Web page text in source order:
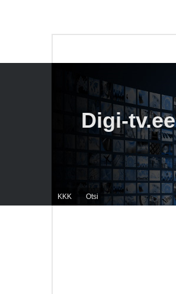
KKK Otsi
Digi-tv.ee